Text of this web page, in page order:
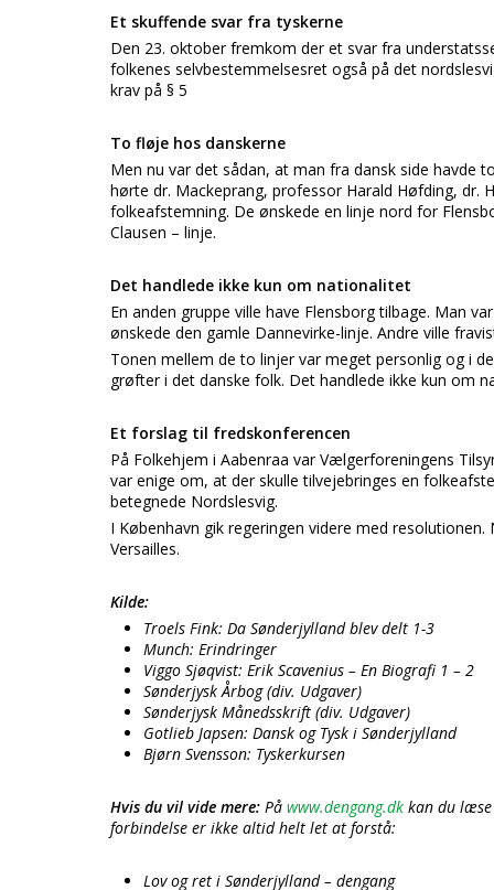
Et skuffende svar fra tyskerne
Den 23. oktober fremkom der et svar fra
folkenes selvbestemmelsesret også på det
krav på § 5
To fløje hos danskerne
Men nu var det sådan, at man fra dansk side havde
hørte dr. Mackeprang, professor Harald Høfding, dr.
folkeafstemning. De ønskede en linje nord for
Clausen – linje.
Det handlede ikke kun om nationalitet
En anden gruppe ville have Flensborg tilbage. Man
ønskede den gamle Dannevirke-linje. Andre ville
Tonen mellem de to linjer var meget personlig og i
grøfter i det danske folk. Det handlede ikke kun om
Et forslag til fredskonferencen
På Folkehjem i Aabenraa var Vælgerforeningens
var enige om, at der skulle tilvejebringes en
betegnede Nordslesvig.
I København gik regeringen videre med
Versailles.
Kilde:
Troels Fink: Da Sønderjylland blev delt 1-3
Munch: Erindringer
Viggo Sjøqvist: Erik Scavenius – En Biografi 1 – 2
Sønderjysk Årbog (div. Udgaver)
Sønderjysk Månedsskrift (div. Udgaver)
Gotlieb Japsen: Dansk og Tysk i Sønderjylland
Bjørn Svensson: Tyskerkursen
Hvis du vil vide mere: På www.dengang.dk kan du læse
forbindelse er ikke altid helt let at forstå:
Lov og ret i Sønderjylland – dengang